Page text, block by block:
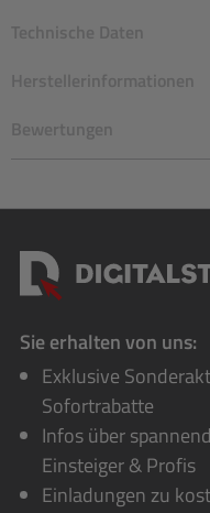
Technische Daten
Herstellerinformationen
Bewertungen
Sie erhalten von uns:
Exklusive
Sofortrabatte
Infos über
Einsteiger & Profis
Einladungen zu